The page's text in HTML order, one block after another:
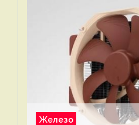
Железо